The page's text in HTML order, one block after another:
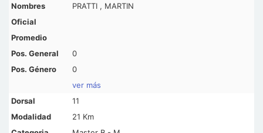
PRATTI , MARTIN
0
0
ver más
11
21 Km